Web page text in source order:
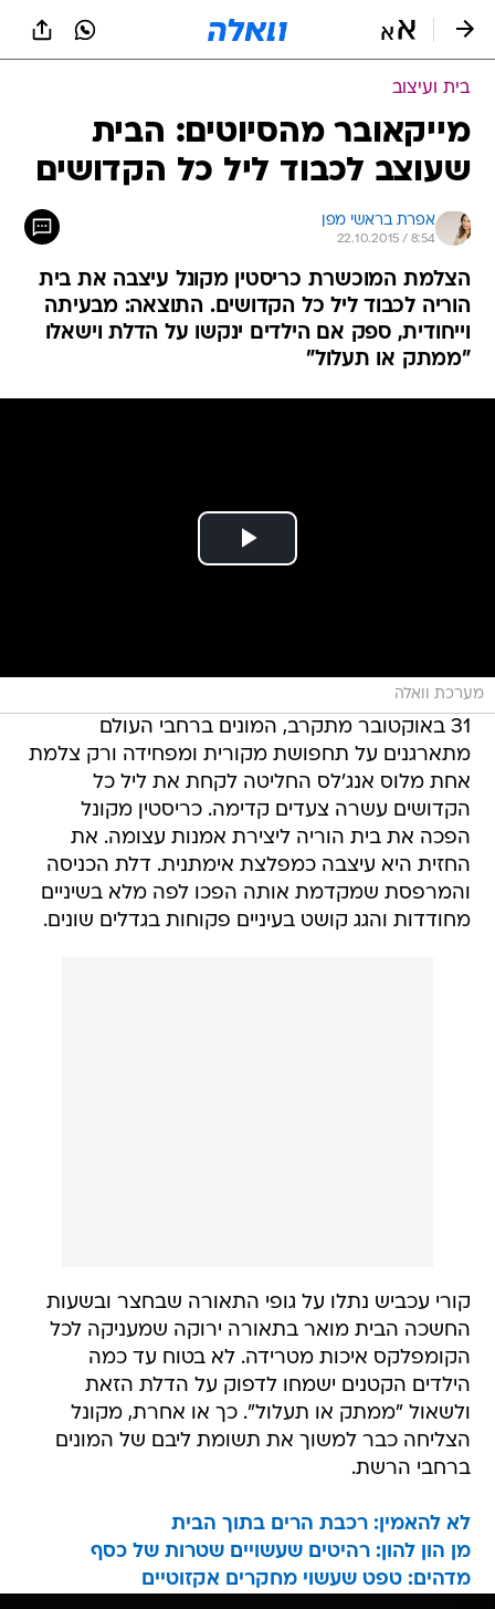
בית ועיצוב
מייקאובר מהסיוטים: הבית
שעוצב לכבוד ליל כל הקדושים
אפרת בראשי מפן
22.10.2015 / 8:54
הצלמת המוכשרת כריסטין מקונל עיצבה את בית
הוריה לכבוד ליל כל הקדושים. התוצאה: מבעיתה
וייחודית, ספק אם הילדים ינקשו על הדלת וישאלו
"ממתק או תעלול"
מערכת וואלה
31 באוקטובר מתקרב, המונים ברחבי העולם
מתארגנים על תחפושת מקורית ומפחידה ורק צלמת
אחת מלוס אנג'לס החליטה לקחת את ליל כל
הקדושים עשרה צעדים קדימה. כריסטין מקונל
הפכה את בית הוריה ליצירת אמנות עצומה. את
החזית היא עיצבה כמפלצת אימתנית. דלת הכניסה
והמרפסת שמקדמת אותה הפכו לפה מלא בשיניים
מחודדות והגג קושט בעיניים פקוחות בגדלים שונים.
קורי עכביש נתלו על גופי התאורה שבחצר ובשעות
החשכה הבית מואר בתאורה ירוקה שמעניקה לכל
הקומפלקס איכות מטרידה. לא בטוח עד כמה
הילדים הקטנים ישמחו לדפוק על הדלת הזאת
ולשאול "ממתק או תעלול". כך או אחרת, מקונל
הצליחה כבר למשוך את תשומת ליבם של המונים
ברחבי הרשת.
לא להאמין: רכבת הרים בתוך הבית
מן הון להון: רהיטים שעשויים שטרות של כסף
מדהים: טפט שעשוי מחקרים אקזוטיים